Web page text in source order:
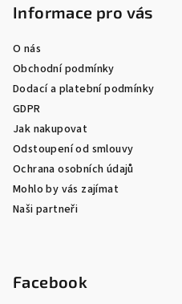
Informace pro vás
O nás
Obchodní podmínky
Dodací a platební podmínky
GDPR
Jak nakupovat
Odstoupení od smlouvy
Ochrana osobních údajů
Mohlo by vás zajímat
Naši partneři
Facebook